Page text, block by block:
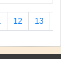
12 13